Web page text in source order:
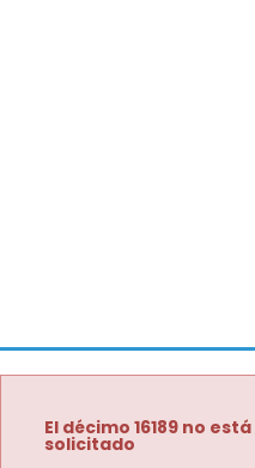
El décimo 16189 no
solicitado